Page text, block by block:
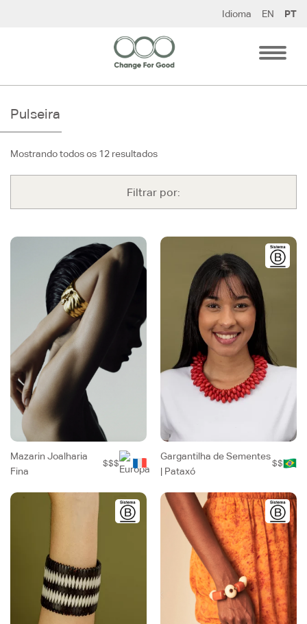
Idioma EN PT
Pulseira
Mostrando todos os 12 resultados
Filtrar por:
Mazarin Joalharia
Fina
$$$
Gargantilha de Sementes
| Pataxó
$$